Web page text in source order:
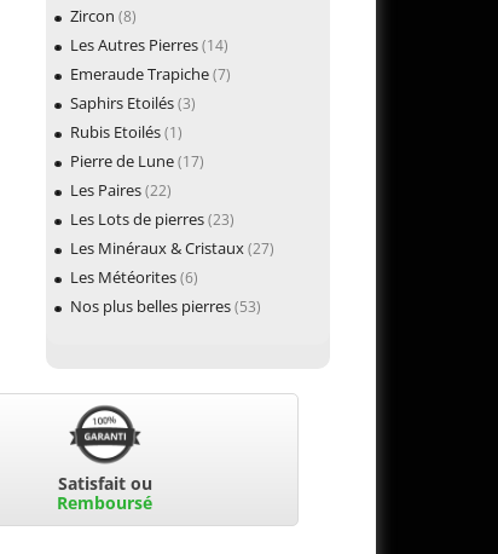
Zircon (8)
Les Autres Pierres(14)
Emeraude Trapiche(7)
Saphirs Etoilés(3)
Rubis Etoilés(1)
Pierre de Lune(17)
Les Paires(22)
Les Lots de pierres(23)
Les Minéraux & Cristaux(27)
Les Météorites(6)
Nos plus belles pierres(53)
Satisfait ou
Remboursé